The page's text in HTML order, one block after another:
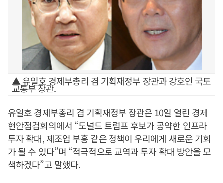
▲ 유일호 경제부총리 겸 기획재정부 장관과 강호인 국토
교통부 장관.
유일호 경제부총리 겸 기획재정부 장관은 10일 열린 경제
현안점검회의에서 “도널드 트럼프 후보가 공약한 인프라
투자 확대, 제조업 부흥 같은 정책이 우리에게 새로운 기회
가 될 수 있다”며 “적극적으로 교역과 투자 확대 방안을 모
색하겠다”고 말했다.